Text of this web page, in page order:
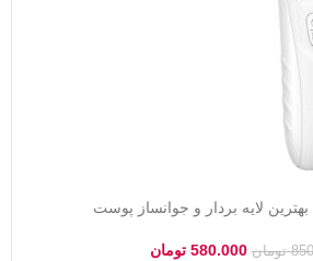
لایه بردار و جوانساز پوست
تومان 580.000 تومان